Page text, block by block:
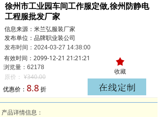
徐州市工业园车间工作服定做,徐州防静电
工程服批发厂家
优惠价： 8.8折
发布时间： 2024-03-27 14:38:00
浏览量：62178
原价： ¥340.00
信息来源：米兰弘服装厂家
发布单位：品牌职业装公司
有效时间：2099-12-21 21:21:21 끄
收藏
产品详情信息：